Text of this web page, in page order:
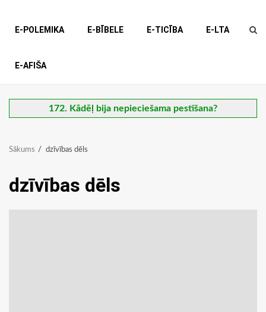
E-POLEMIKA E-BĪBELE E-TICĪBA E-LTA
E-AFIŠA
172. Kādēļ bija nepieciešama pestīšana?
Sākums dzīvības dēls
dzīvības dēls